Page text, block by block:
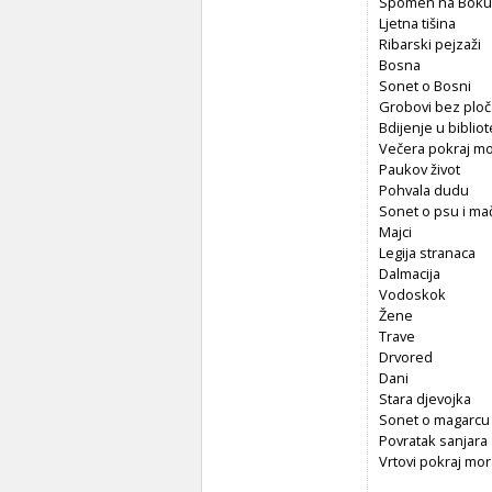
Ljetna tišina
Ribarski pejzaži
Bosna
Sonet o Bosni
Grobovi bez
Bdijenje u
Večera pokraj
Paukov život
Pohvala dudu
Sonet o psu i
Majci
Legija stranaca
Dalmacija
Vodoskok
Žene
Trave
Drvored
Dani
Stara djevojka
Sonet o magarcu
Povratak sanjara
Vrtovi pokraj